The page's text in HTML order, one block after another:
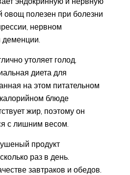
овощ полезен при болезни
нервном
деменции.
утоляет голод.
диета для
на этом питательном
блюде
жир, поэтому он
с лишним весом.
продукт
раз в день.
завтраков и обедов.